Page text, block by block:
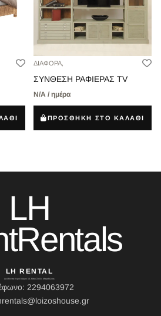
ΔΙΑΦΟΡΑ,
ΣΥΝΘΕΣΗ ΡΑΦΙΕΡΑΣ TV
Ν/Α / ημέρα
ΠΡΟΣΘΗΚΗ ΣΤΟ ΚΑΛΑΘΙ
LH
LH RENTAL
Διεύθυνση: Ιερού Λόχου 10, Κάτω Σούλι, Μαραθώνας
2294063972